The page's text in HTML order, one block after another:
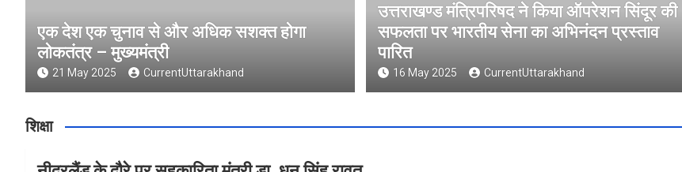
एक देश एक चुनाव से और अधिक सशक्त होगा
लोकतंत्र – मुख्यमंत्री
21 May 2025 CurrentUttarakhand
उत्तराखण्ड मंत्रिपरिषद ने किया ऑपरेशन सिंदूर की
सफलता पर भारतीय सेना का अभिनंदन प्रस्ताव
पारित
16 May 2025 CurrentUttarakhand
शिक्षा